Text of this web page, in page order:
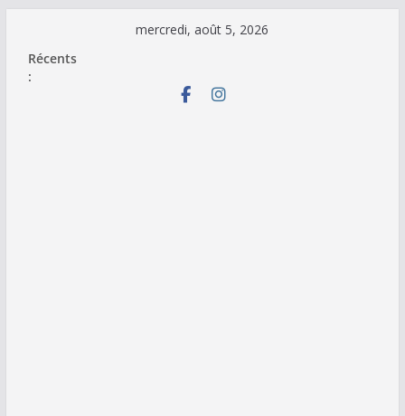
contenu
mercredi, août 5, 2026
Récents
: